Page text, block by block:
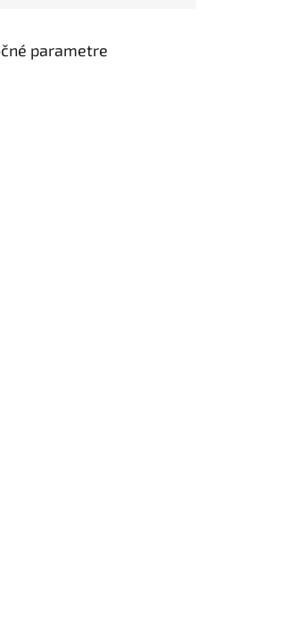
parametre